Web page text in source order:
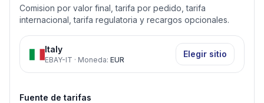
Comision por valor final, tarifa por pedido, tarifa
internacional, tarifa regulatoria y recargos opcionales.
Italy
EBAY-IT · Moneda: EUR
Elegir sitio
Fuente de tarifas